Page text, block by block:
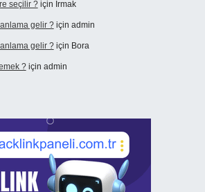
seçilir ?için Irmak
gelir ?için admin
gelir ?için Bora
?için admin